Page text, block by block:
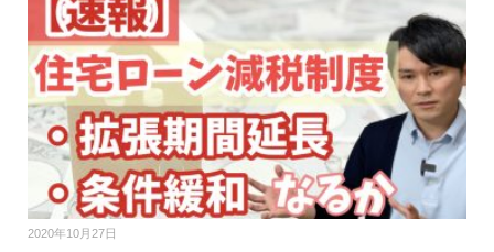
2020年10月27日